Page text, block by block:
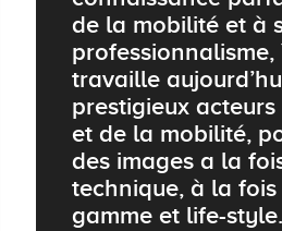
de la mobilité et à
professionnalisme,
travaille
prestigieux
et de la mobilité,
des images a la
technique, à la
gamme et life-style.